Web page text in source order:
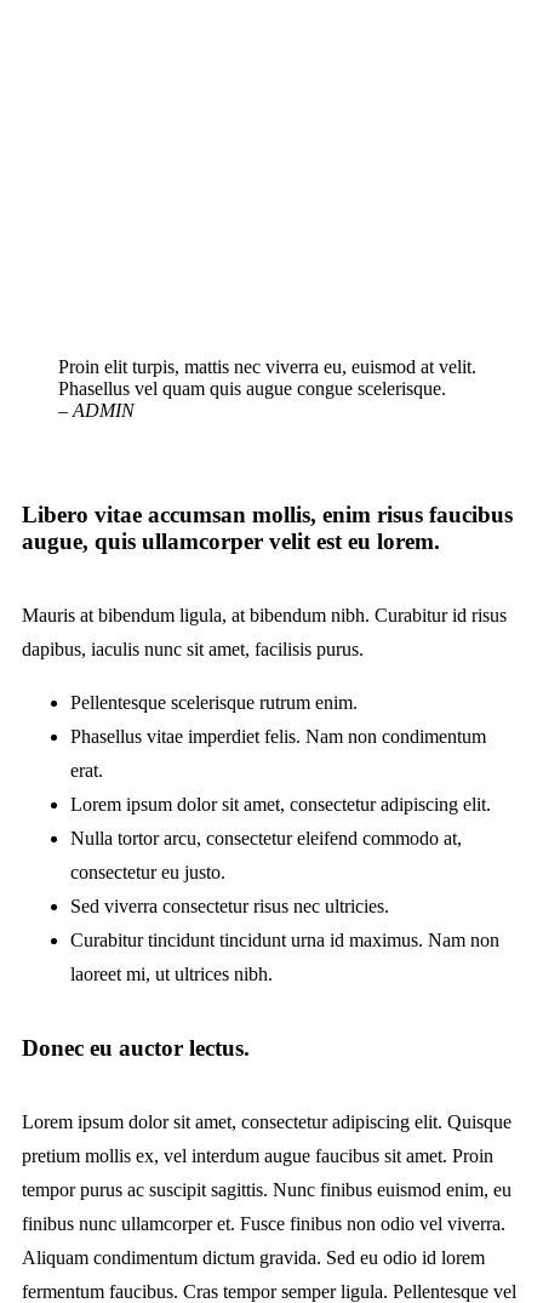
Proin elit turpis, mattis nec viverra eu, euismod at velit.
Phasellus vel quam quis augue congue scelerisque.
– ADMIN
Libero vitae accumsan mollis, enim risus faucibus
augue, quis ullamcorper velit est eu lorem.
Mauris at bibendum ligula, at bibendum nibh. Curabitur id risus
dapibus, iaculis nunc sit amet, facilisis purus.
Pellentesque scelerisque rutrum enim.
Phasellus vitae imperdiet felis. Nam non condimentum
erat.
Lorem ipsum dolor sit amet, consectetur adipiscing elit.
Nulla tortor arcu, consectetur eleifend commodo at,
consectetur eu justo.
Sed viverra consectetur risus nec ultricies.
Curabitur tincidunt tincidunt urna id maximus. Nam non
laoreet mi, ut ultrices nibh.
Donec eu auctor lectus.
Lorem ipsum dolor sit amet, consectetur adipiscing elit. Quisque
pretium mollis ex, vel interdum augue faucibus sit amet. Proin
tempor purus ac suscipit sagittis. Nunc finibus euismod enim, eu
finibus nunc ullamcorper et. Fusce finibus non odio vel viverra.
Aliquam condimentum dictum gravida. Sed eu odio id lorem
fermentum faucibus. Cras tempor semper ligula. Pellentesque vel